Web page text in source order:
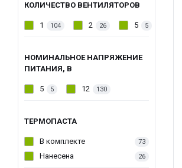
КОЛИЧЕСТВО ВЕНТИЛЯТОРОВ
1 104 2 26 5 5
НОМИНАЛЬНОЕ НАПРЯЖЕНИЕ
ПИТАНИЯ, В
5 5 12 130
ТЕРМОПАСТА
В комплекте 73
Нанесена 26